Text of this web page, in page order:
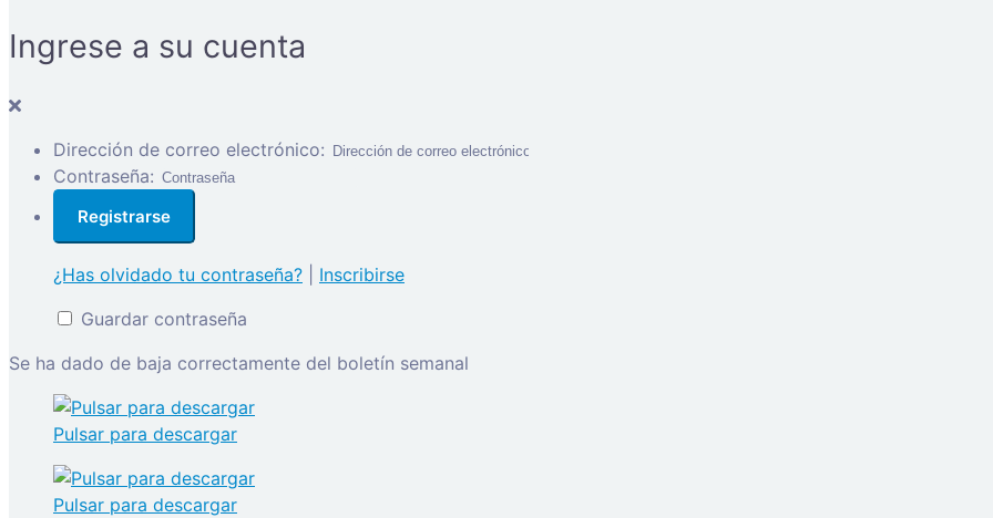
Ingrese a su cuenta
Dirección de correo electrónico:
Contraseña:
¿Has olvidado tu contraseña?
Inscribirse
Guardar contraseña
Se ha dado de baja correctamente del boletín semanal
Pulsar para descargar
Pulsar para descargar